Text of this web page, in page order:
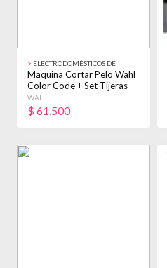
> ELECTRODOMÉSTICOS DE
BELLEZA
Maquina Cortar Pelo Wahl
Color Code + Set Tijeras
Navajin Blanco
WAHL
$ 61,500